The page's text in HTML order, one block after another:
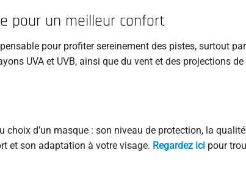
pour un meilleur confort
pour profiter sereinement des pistes, surtout
UVA et UVB, ainsi que du vent et des projections
choix d’un masque : son niveau de protection, la
et son adaptation à votre visage. Regardez ici pour